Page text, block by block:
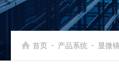
首页 - 产品系统 - 显微